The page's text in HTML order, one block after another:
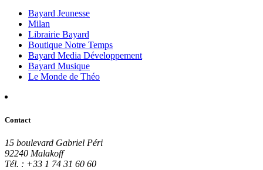
Bayard Jeunesse
Milan
Librairie Bayard
Boutique Notre Temps
Bayard Media Développement
Bayard Musique
Le Monde de Théo
Contact
15 boulevard Gabriel Péri
92240 Malakoff
Tél. : +33 1 74 31 60 60